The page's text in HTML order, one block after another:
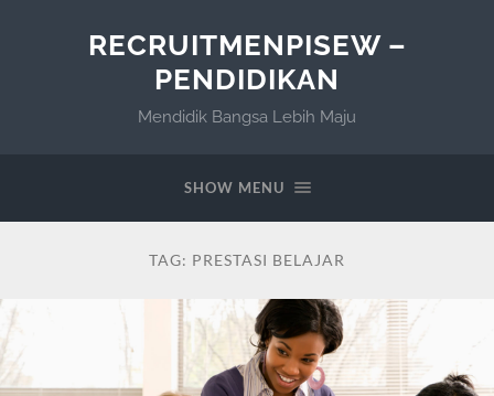
RECRUITMENPISEW –
PENDIDIKAN
Mendidik Bangsa Lebih Maju
SHOW MENU
TAG: PRESTASI BELAJAR